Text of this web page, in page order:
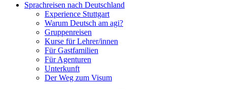
Sprachreisen nach Deutschland
Experience Stuttgart
Warum Deutsch am agi?
Gruppenreisen
Kurse für Lehrer/innen
Für Gastfamilien
Für Agenturen
Unterkunft
Der Weg zum Visum